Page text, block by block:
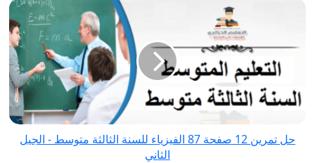
الفيزياء
للسنة
متوسط
حل تمرين 12 صفحة 87 الفيزياء للسنة الثالثة متوسط - الجيل
الثاني